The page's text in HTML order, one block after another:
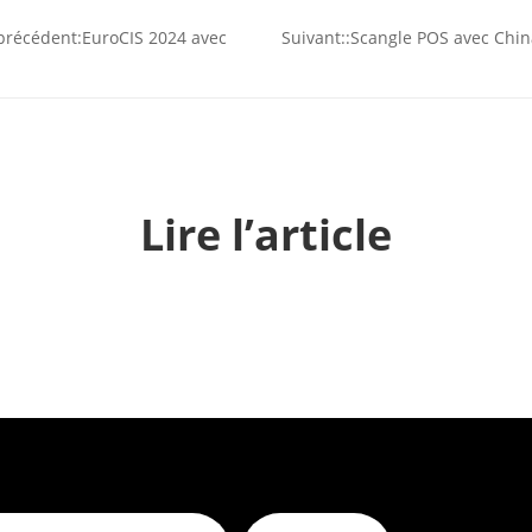
EuroCIS 2024 avec
Suivant::Scangle POS avec
Lire l’article